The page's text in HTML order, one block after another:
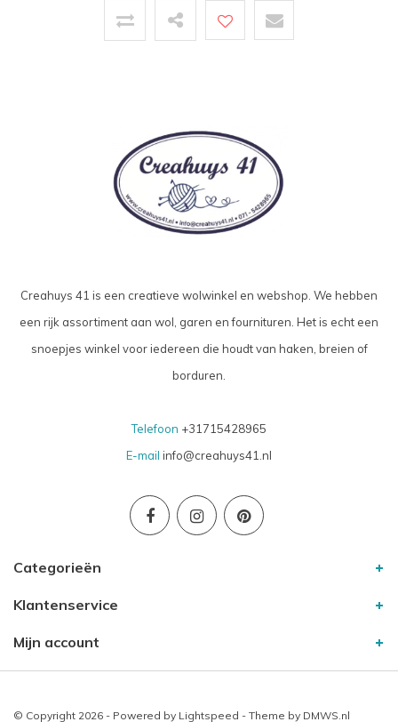
Creahuys 41 is een creatieve wolwinkel en webshop. We hebben
een rijk assortiment aan wol, garen en fournituren. Het is echt een
snoepjes winkel voor iedereen die houdt van haken, breien of
borduren.
Telefoon +31715428965
E-mail info@creahuys41.nl
Categorieën
Klantenservice
Mijn account
© Copyright 2026 - Powered by Lightspeed - Theme by DMWS.nl